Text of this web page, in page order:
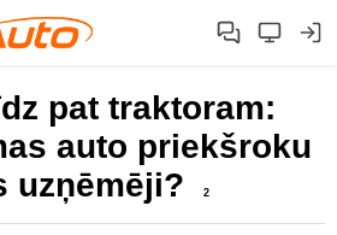
pat traktoram:
auto priekšroku
uzņēmēji?
2